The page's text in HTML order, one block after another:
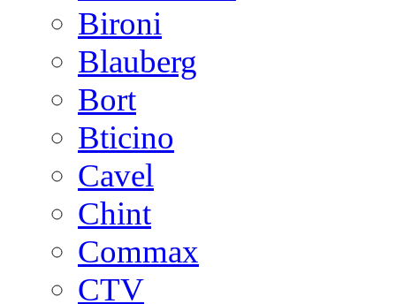
Bironi
Blauberg
Bort
Bticino
Cavel
Chint
Commax
CTV